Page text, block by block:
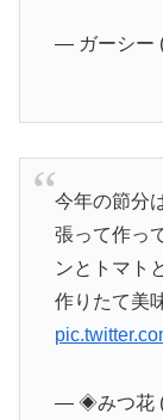
— ガーシー
今年の節分
張って作っ
ンとトマト
作りたて美
— ◈みつ花